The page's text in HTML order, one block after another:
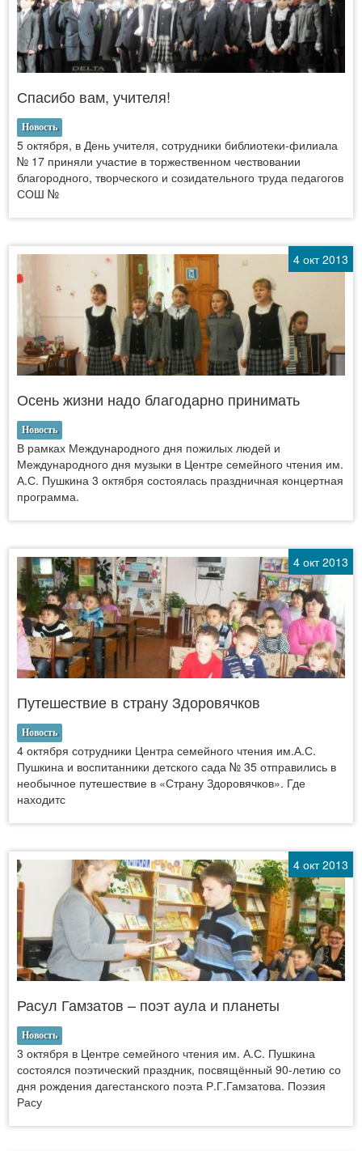
Спасибо вам, учителя!
Новость
5 октября, в День учителя, сотрудники библиотеки-филиала
№ 17 приняли участие в торжественном чествовании
благородного, творческого и созидательного труда педагогов
СОШ №
4 окт 2013
Осень жизни надо благодарно принимать
Новость
В рамках Международного дня пожилых людей и
Международного дня музыки в Центре семейного чтения им.
А.С. Пушкина 3 октября состоялась праздничная концертная
программа.
4 окт 2013
Путешествие в страну Здоровячков
Новость
4 октября сотрудники Центра семейного чтения им.А.С.
Пушкина и воспитанники детского сада № 35 отправились в
необычное путешествие в «Страну Здоровячков». Где
находитс
4 окт 2013
Расул Гамзатов – поэт аула и планеты
Новость
3 октября в Центре семейного чтения им. А.С. Пушкина
состоялся поэтический праздник, посвящённый 90-летию со
дня рождения дагестанского поэта Р.Г.Гамзатова. Поэзия
Расу